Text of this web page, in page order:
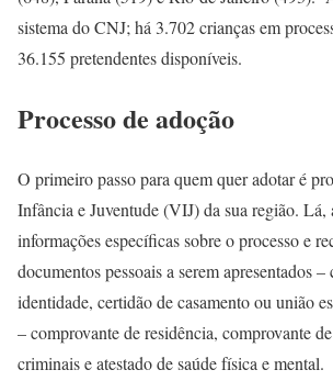
sistema do CNJ; há 3.702 crianças em
36.155 pretendentes disponíveis.
Processo de adoção
O primeiro passo para quem quer adotar é
Infância e Juventude (VIJ) da sua região. Lá,
informações específicas sobre o processo e
documentos pessoais a serem apresentados
identidade, certidão de casamento ou união
– comprovante de residência, comprovante
criminais e atestado de saúde física e mental.